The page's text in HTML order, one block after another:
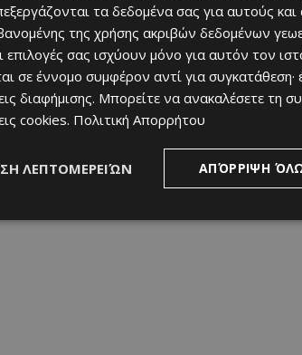
τα δεδομένα σας για αυτούς
της χρήσης ακριβών δεδομένων
επιλογές σας ισχύουν μόνο για αυτόν τον
σε έννομο συμφέρον αντί για συγκατάθεση·
διαφήμισης. Μπορείτε να ανακαλέσετε τη
cookies. Πολιτική Απορρήτου
ΑΠΌΡΡΙΨΗ
ΛΕΠΤΟΜΕΡΕΙΏΝ